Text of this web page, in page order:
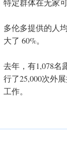
特定群体在无家
多伦多提供的人
大了 60%。
去年，有1,078名
行了25,000次外
工作。